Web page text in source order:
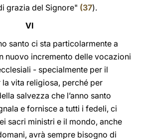
grazia del Signore" (37).
VI
santo ci sta particolarmente a
nuovo incremento delle vocazioni
- specialmente per il
vita religiosa, perché per
salvezza che l’anno santo
e fornisce a tutti i fedeli, ci
sacri ministri e il mondo, anche
avrà sempre bisogno di